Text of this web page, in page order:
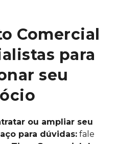
Comercial
para
seu
ou ampliar seu
para dúvidas:fale